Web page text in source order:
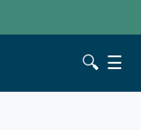
🔍 ☰